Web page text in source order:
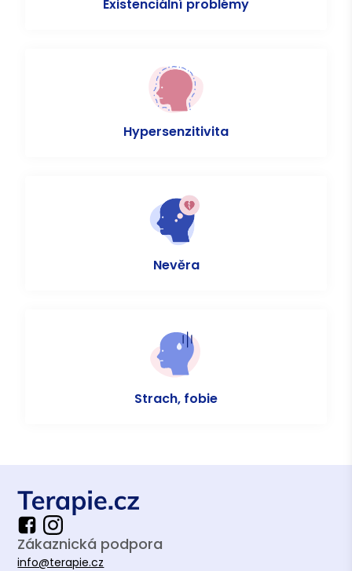
Existenciální problémy
Hypersenzitivita
Nevěra
Strach, fobie
Zákaznická podpora
info@terapie.cz